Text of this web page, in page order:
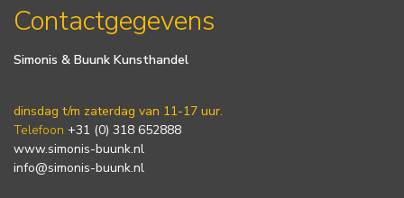
Contactgegevens
Simonis & Buunk Kunsthandel
dinsdag t/m zaterdag van 11-17 uur.
Telefoon +31 (0) 318 652888
www.simonis-buunk.nl
info@simonis-buunk.nl